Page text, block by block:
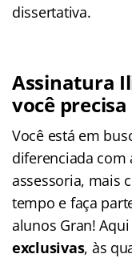
dissertativa.
Assinatura
você
Você está em
diferenciada com
assessoria, mais
tempo e faça
alunos Gran!
exclusivas, às